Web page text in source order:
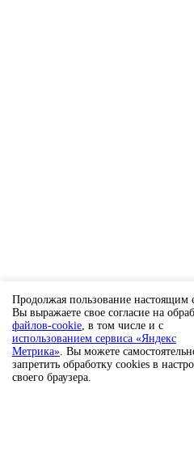
Продолжая пользование настоящим
Вы выражаете свое согласие на
файлов-cookie, в том числе и с
использованием сервиса «Яндекс
Метрика». Вы можете
запретить обработку cookies в
своего браузера.